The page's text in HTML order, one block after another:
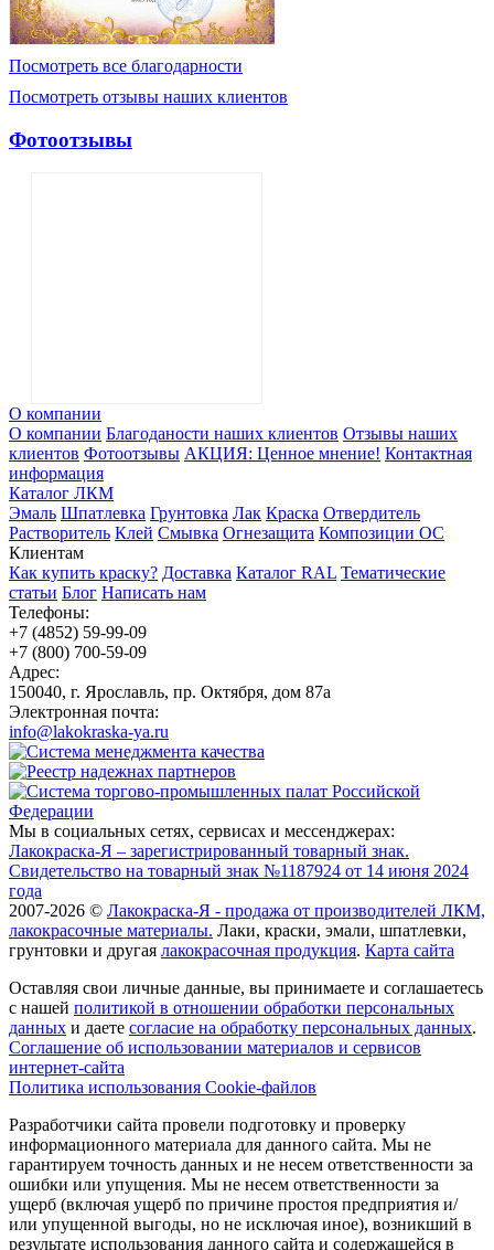
Посмотреть все благодарности
Посмотреть отзывы наших клиентов
Фотоотзывы
О компании
О компании Благоданости наших клиентов Отзывы наших
клиентов Фотоотзывы АКЦИЯ: Ценное мнение! Контактная
информация
Каталог ЛКМ
Эмаль Шпатлевка Грунтовка Лак Краска Отвердитель
Растворитель Клей Смывка Огнезащита Композиции ОС
Клиентам
Как купить краску? Доставка Каталог RAL Тематические
статьи Блог Написать нам
Телефоны:
+7 (4852) 59-99-09
+7 (800) 700-59-09
Адрес:
150040, г. Ярославль, пр. Октября, дом 87a
Электронная почта:
info@lakokraska-ya.ru
Мы в социальных сетях, сервисах и мессенджерах:
Лакокраска-Я – зарегистрированный товарный знак.
Свидетельство на товарный знак №1187924 от 14 июня 2024
года
2007-2026 © Лакокраска-Я - продажа от производителей ЛКМ,
лакокрасочные материалы. Лаки, краски, эмали, шпатлевки,
грунтовки и другая лакокрасочная продукция. Карта сайта
Оставляя свои личные данные, вы принимаете и соглашаетесь
с нашей политикой в отношении обработки персональных
данных и даете cогласие на обработку персональных данных.
Соглашение об использовании материалов и сервисов
интернет-сайта
Политика использования Cookie-файлов
Разработчики сайта провели подготовку и проверку
информационного материала для данного сайта. Мы не
гарантируем точность данных и не несем ответственности за
ошибки или упущения. Мы не несем ответственности за
ущерб (включая ущерб по причине простоя предприятия и/
или упущенной выгоды, но не исключая иное), возникший в
результате использования данного сайта и содержащейся в